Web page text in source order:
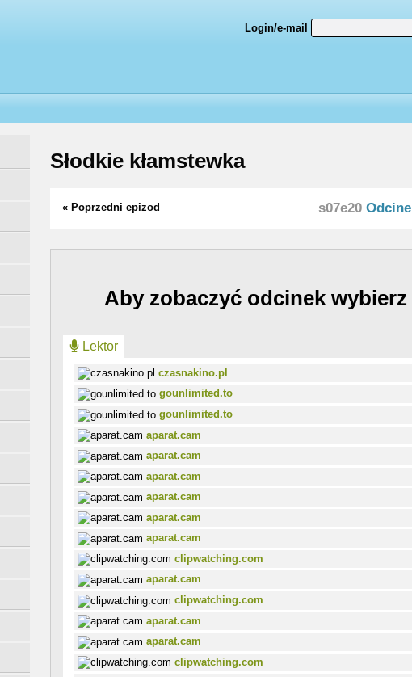
Login/e-mail
Słodkie kłamstewka
« Poprzedni epizod s07e20
Aby zobaczyć odcinek
Lektor
czasnakino.pl
gounlimited.to
gounlimited.to
aparat.cam
aparat.cam
aparat.cam
aparat.cam
aparat.cam
aparat.cam
clipwatching.com
aparat.cam
clipwatching.com
aparat.cam
aparat.cam
clipwatching.com